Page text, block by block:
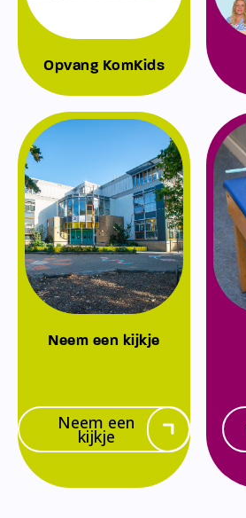
Opvang KomKids
Neem een kijkje
Neem een
kijkje